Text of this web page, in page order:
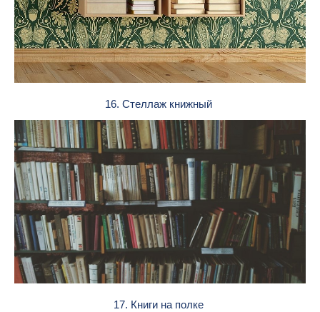
16. Стеллаж книжный
17. Книги на полке